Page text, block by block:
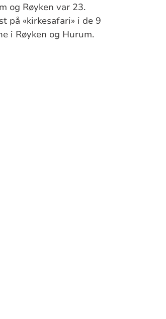
og Røyken var 23.
på «kirkesafari» i de 9
i Røyken og Hurum.